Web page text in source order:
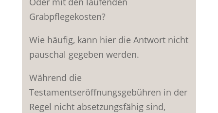
Grabpflegekosten?
Wie häufig, kann hier die Antwort nicht
pauschal gegeben werden.
Während die
Testamentseröffnungsgebühren in der
Regel nicht absetzungsfähig sind,